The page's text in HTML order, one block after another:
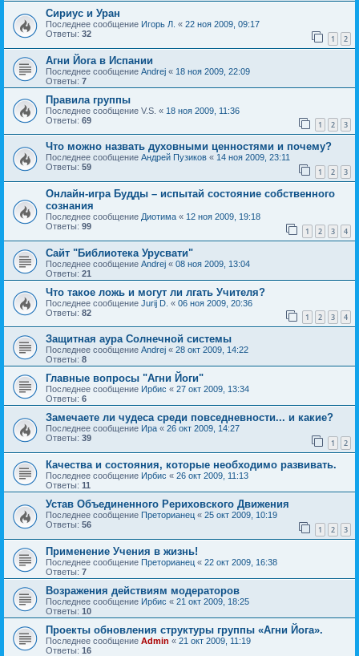
Сириус и Уран
Последнее сообщение Игорь Л. « 22 ноя 2009, 09:17
Ответы: 32 1 2
Агни Йога в Испании
Последнее сообщение Andrej « 18 ноя 2009, 22:09
Ответы: 7
Правила группы
Последнее сообщение V.S. « 18 ноя 2009, 11:36
Ответы: 69 1 2 3
Что можно назвать духовными ценностями и почему?
Последнее сообщение Андрей Пузиков « 14 ноя 2009, 23:11
Ответы: 59 1 2 3
Онлайн-игра Будды – испытай состояние собственного
сознания
Последнее сообщение Диотима « 12 ноя 2009, 19:18
Ответы: 99 1 2 3 4
Сайт "Библиотека Урусвати"
Последнее сообщение Andrej « 08 ноя 2009, 13:04
Ответы: 21
Что такое ложь и могут ли лгать Учителя?
Последнее сообщение Jurij D. « 06 ноя 2009, 20:36
Ответы: 82 1 2 3 4
Защитная аура Солнечной системы
Последнее сообщение Andrej « 28 окт 2009, 14:22
Ответы: 8
Главные вопросы "Агни Йоги"
Последнее сообщение Ирбис « 27 окт 2009, 13:34
Ответы: 6
Замечаете ли чудеса среди повседневности... и какие?
Последнее сообщение Ира « 26 окт 2009, 14:27
Ответы: 39 1 2
Качества и состояния, которые необходимо развивать.
Последнее сообщение Ирбис « 26 окт 2009, 11:13
Ответы: 11
Устав Объединенного Рериховского Движения
Последнее сообщение Преторианец « 25 окт 2009, 10:19
Ответы: 56 1 2 3
Применение Учения в жизнь!
Последнее сообщение Преторианец « 22 окт 2009, 16:38
Ответы: 7
Возражения действиям модераторов
Последнее сообщение Ирбис « 21 окт 2009, 18:25
Ответы: 10
Проекты обновления структуры группы «Агни Йога».
Последнее сообщение Admin « 21 окт 2009, 11:19
Ответы: 16